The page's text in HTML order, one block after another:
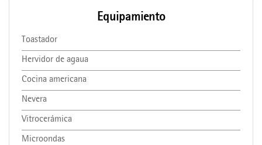
Equipamiento
Toastador
Hervidor de agaua
Cocina americana
Nevera
Vitrocerámica
Microondas